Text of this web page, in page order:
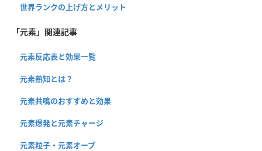
世界ランクの上げ方とメリット
「元素」関連記事
元素反応表と効果一覧
元素熟知とは？
元素共鳴のおすすめと効果
元素爆発と元素チャージ
元素粒子・元素オーブ